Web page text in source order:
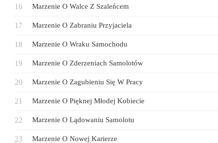
Marzenie O Walce Z Szaleńcem
Marzenie O Zabraniu Przyjaciela
Marzenie O Wraku Samochodu
Marzenie O Zderzeniach Samolotów
Marzenie O Zagubieniu Się W Pracy
Marzenie O Pięknej Młodej Kobiecie
Marzenie O Lądowaniu Samolotu
Marzenie O Nowej Karierze